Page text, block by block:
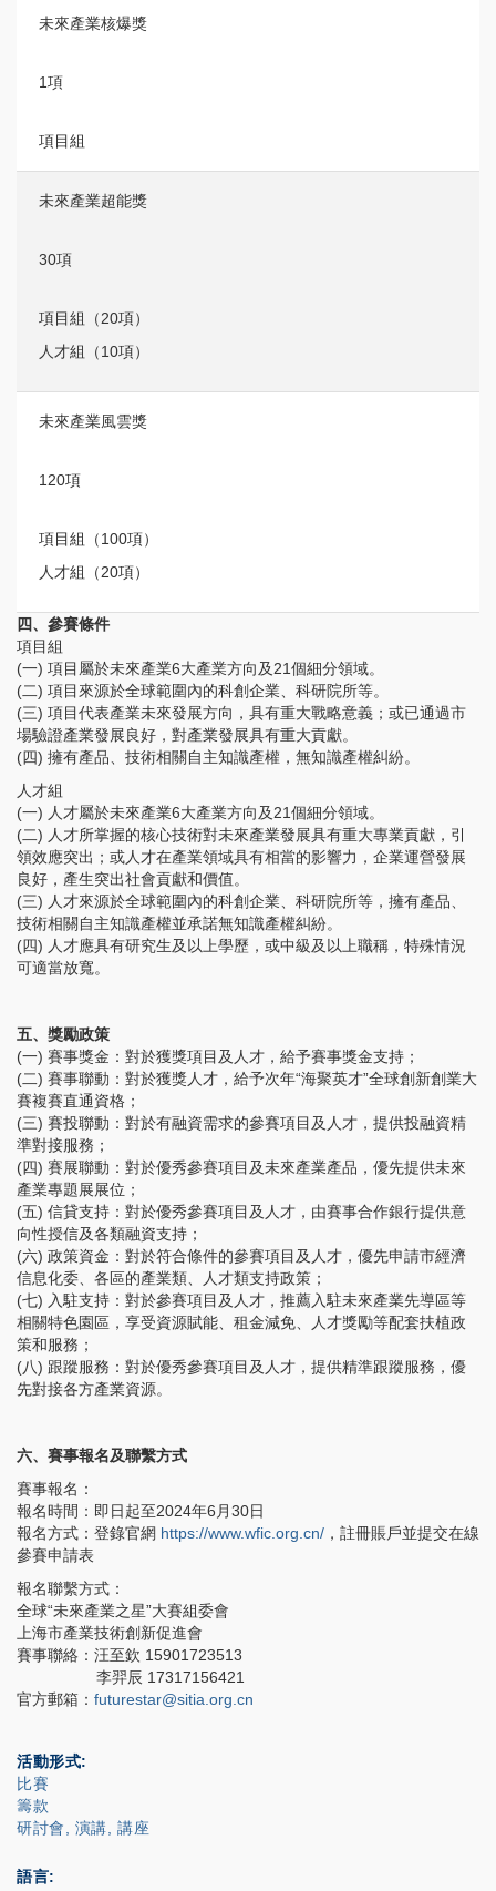
未來產業核爆獎
1項
項目組
未來產業超能獎
30項
項目組（20項）
人才組（10項）
未來產業風雲獎
120項
項目組（100項）
人才組（20項）
四、參賽條件
項目組
(一) 項目屬於未來產業6大產業方向及21個細分領域。
(二) 項目來源於全球範圍內的科創企業、科研院所等。
(三) 項目代表產業未來發展方向，具有重大戰略意義；或已通過市
場驗證產業發展良好，對產業發展具有重大貢獻。
(四) 擁有產品、技術相關自主知識產權，無知識產權糾紛。
人才組
(一) 人才屬於未來產業6大產業方向及21個細分領域。
(二) 人才所掌握的核心技術對未來產業發展具有重大專業貢獻，引
領效應突出；或人才在產業領域具有相當的影響力，企業運營發展
良好，產生突出社會貢獻和價值。
(三) 人才來源於全球範圍內的科創企業、科研院所等，擁有產品、
技術相關自主知識產權並承諾無知識產權糾紛。
(四) 人才應具有研究生及以上學歷，或中級及以上職稱，特殊情況
可適當放寬。
五、獎勵政策
(一) 賽事獎金：對於獲獎項目及人才，給予賽事獎金支持；
(二) 賽事聯動：對於獲獎人才，給予次年“海聚英才”全球創新創業大
賽複賽直通資格；
(三) 賽投聯動：對於有融資需求的參賽項目及人才，提供投融資精
準對接服務；
(四) 賽展聯動：對於優秀參賽項目及未來產業產品，優先提供未來
產業專題展展位；
(五) 信貸支持：對於優秀參賽項目及人才，由賽事合作銀行提供意
向性授信及各類融資支持；
(六) 政策資金：對於符合條件的參賽項目及人才，優先申請市經濟
信息化委、各區的產業類、人才類支持政策；
(七) 入駐支持：對於參賽項目及人才，推薦入駐未來產業先導區等
相關特色園區，享受資源賦能、租金減免、人才獎勵等配套扶植政
策和服務；
(八) 跟蹤服務：對於優秀參賽項目及人才，提供精準跟蹤服務，優
先對接各方產業資源。
六、賽事報名及聯繫方式
賽事報名：
報名時間：即日起至2024年6月30日
報名方式：登錄官網 https://www.wfic.org.cn/ ，註冊賬戶並提交在線
參賽申請表
報名聯繫方式：
全球“未來產業之星”大賽組委會
上海市產業技術創新促進會
賽事聯絡：汪至欽 15901723513
李羿辰 17317156421
官方郵箱： futurestar@sitia.org.cn
活動形式
比賽
籌款
研討會, 演講, 講座
語言